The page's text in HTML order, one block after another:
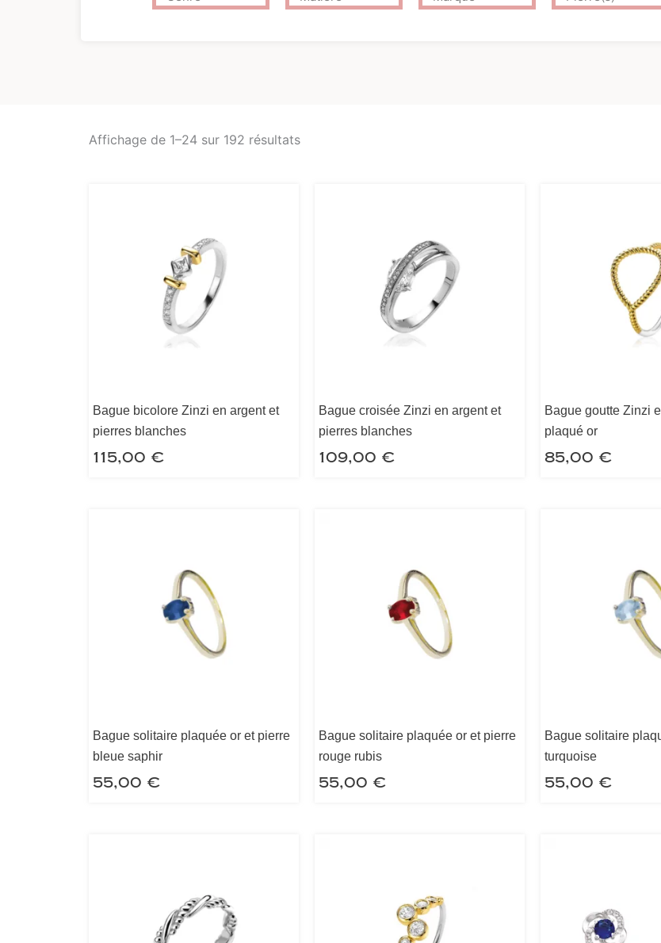
Affichage de 1–24 sur 192 résultats
Bague bicolore Zinzi en argent et
pierres blanches
115,00 €
Bague croisée Zinzi en argent et
pierres blanches
109,00 €
Bague goutte Zinzi
plaqué or
85,00 €
Bague solitaire plaquée or et pierre
bleue saphir
55,00 €
Bague solitaire plaquée or et pierre
rouge rubis
55,00 €
Bague solitaire
turquoise
55,00 €